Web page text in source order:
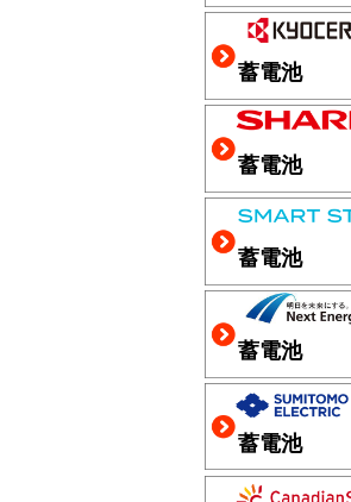
蓄電池
蓄電池
蓄電池
蓄電池
蓄電池